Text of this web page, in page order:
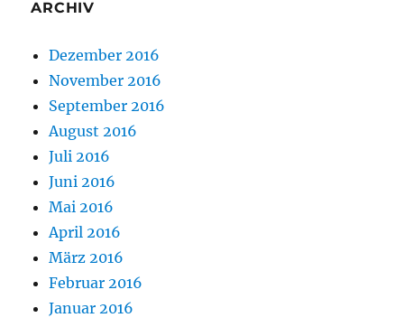
ARCHIV
Dezember 2016
November 2016
September 2016
August 2016
Juli 2016
Juni 2016
Mai 2016
April 2016
März 2016
Februar 2016
Januar 2016